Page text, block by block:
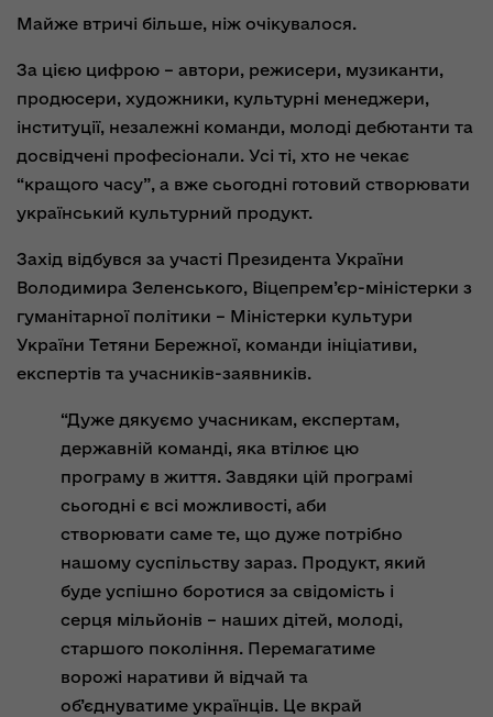
Майже втричі більше, ніж очікувалося.
За цією цифрою – автори, режисери, музиканти,
продюсери, художники, культурні менеджери,
інституції, незалежні команди, молоді дебютанти та
досвідчені професіонали. Усі ті, хто не чекає
“кращого часу”, а вже сьогодні готовий створювати
український культурний продукт.
Захід відбувся за участі Президента України
Володимира Зеленського, Віцепрем’єр-міністерки з
гуманітарної політики – Міністерки культури
України Тетяни Бережної, команди ініціативи,
експертів та учасників-заявників.
“Дуже дякуємо учасникам, експертам,
державній команді, яка втілює цю
програму в життя. Завдяки цій програмі
сьогодні є всі можливості, аби
створювати саме те, що дуже потрібно
нашому суспільству зараз. Продукт, який
буде успішно боротися за свідомість і
серця мільйонів – наших дітей, молоді,
старшого покоління. Перемагатиме
ворожі наративи й відчай та
об’єднуватиме українців. Це вкрай